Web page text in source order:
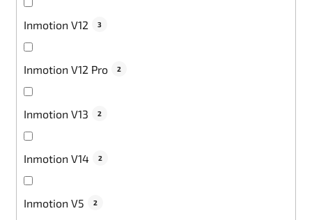
Inmotion V12 3
Inmotion V12 Pro 2
Inmotion V13 2
Inmotion V14 2
Inmotion V5 2